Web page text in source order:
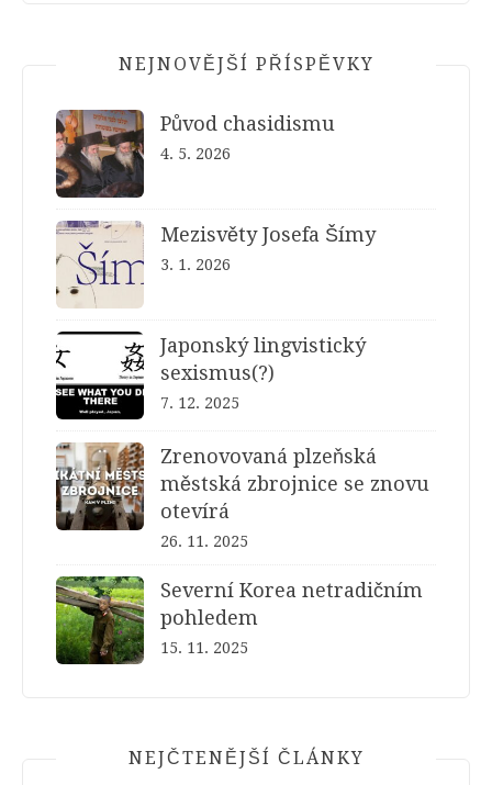
NEJNOVĚJŠÍ PŘÍSPĚVKY
Původ chasidismu
4. 5. 2026
Mezisvěty Josefa Šímy
3. 1. 2026
Japonský lingvistický
sexismus(?)
7. 12. 2025
Zrenovovaná plzeňská
městská zbrojnice se znovu
otevírá
26. 11. 2025
Severní Korea netradičním
pohledem
15. 11. 2025
NEJČTENĚJŠÍ ČLÁNKY